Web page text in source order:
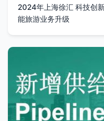
2024年上海徐汇 科技创
能旅游业务升级